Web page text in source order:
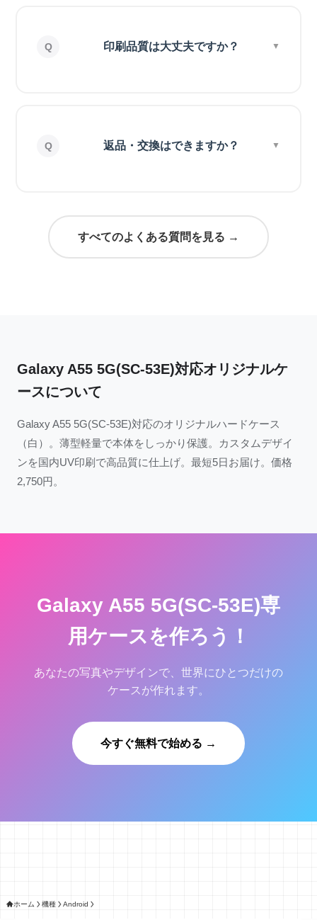
印刷品質は大丈夫ですか？
返品・交換はできますか？
すべてのよくある質問を見る →
Galaxy A55 5G(SC-53E)対応オリジナルケ
ースについて
Galaxy A55 5G(SC-53E)対応のオリジナルハードケース
（白）。薄型軽量で本体をしっかり保護。カスタムデザイ
ンを国内UV印刷で高品質に仕上げ。最短5日お届け。価格
2,750円。
Galaxy A55 5G(SC-53E)専
用ケースを作ろう！
あなたの写真やデザインで、世界にひとつだけの
ケースが作れます。
今すぐ無料で始める →
ホーム 機種 Android